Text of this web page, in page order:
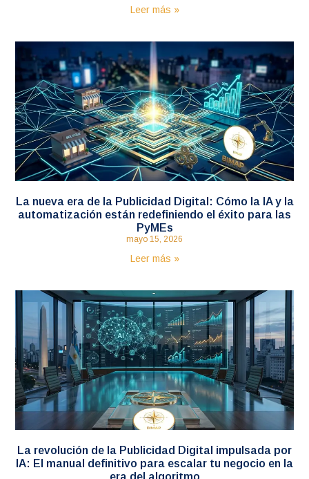
Leer más »
La nueva era de la Publicidad Digital: Cómo la IA y la
automatización están redefiniendo el éxito para las
PyMEs
mayo 15, 2026
Leer más »
La revolución de la Publicidad Digital impulsada por
IA: El manual definitivo para escalar tu negocio en la
era del algoritmo